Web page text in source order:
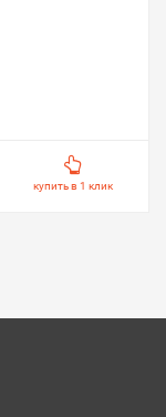
купить в 1 клик